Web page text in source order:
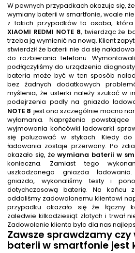
W pewnych przypadkach okazuje się,
wymiany baterii w smartfonie, wcale
z takich przypadków to osoba, która
XIAOMI REDMI NOTE 8, twierdząc że
trzeba ją wymienić na nową. Klient
stwierdził że baterii nie da się
do rozbierania telefonu.
podłączyliśmy do urządzenia
bateria może być w ten sposób
bez żadnych dodatkowych
myślenia, że usterki należy szukać w
podejrzenia padły na gniazdo
NOTE 8 jest ono szczególnie mocno
wyłamania. Naprężenia
wyjmowania końcówki ładowarki
się poluzować w stykach. Kiedy
ładowania zostaje przerwany. Po
okazało się, żewymiana baterii w
konieczna. Zamiast tego
uszkodzonego gniazda
gniazdo, wykonaliśmy testy i
dotychczasową baterię. Na końcu
oddaliśmy zadowolonemu klientowi
przypadku okazało się że łączny
zaledwie kilkadziesiąt złotych i trwał
Zadowolenie klienta było dla nas
Zawsze sprawdzamy
baterii w smartfonie jest